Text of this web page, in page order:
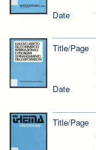
Date
Title/Page
Date
Title/Page